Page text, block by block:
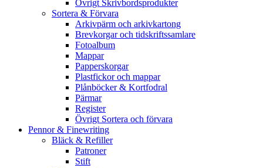
Övrigt Skrivbordsprodukter
Sortera & Förvara
Arkivpärm och arkivkartong
Brevkorgar och tidskriftssamlare
Fotoalbum
Mappar
Papperskorgar
Plastfickor och mappar
Plånböcker & Kortfodral
Pärmar
Register
Övrigt Sortera och förvara
Pennor & Finewriting
Bläck & Refiller
Patroner
Stift